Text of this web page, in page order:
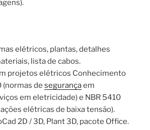
elétricos, plantas, detalhes
lista de cabos.
projetos elétricos Conhecimento
(normas de segurançaem
em eletricidade) e NBR 5410
elétricas de baixa tensão).
2D / 3D, Plant 3D, pacote Office.